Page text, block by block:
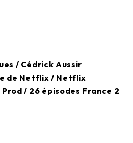
/ Cédrick Aussir
de Netflix / Netflix
/ 26 épisodes France 2